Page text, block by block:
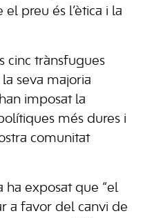
preu és l’ètica i la
cinc trànsfugues
seva majoria
imposat la
més dures i
comunitat
ha exposat que “el
a favor del canvi de